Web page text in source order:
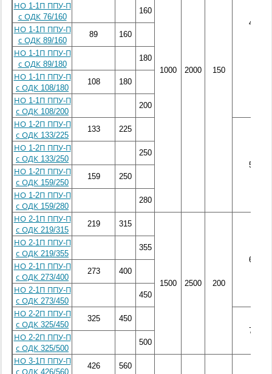
1000 2000 150
400
НО 1-1П ППУ-П
с ОДК 76/160
160
НО 1-1П ППУ-П
с ОДК 89/160
89 160
НО 1-1П ППУ-П
с ОДК 89/180
180
НО 1-1П ППУ-П
с ОДК 108/180
108 180
НО 1-1П ППУ-П
с ОДК 108/200
200
НО 1-2П ППУ-П
с ОДК 133/225
133 225
500
НО 1-2П ППУ-П
с ОДК 133/250
250
НО 1-2П ППУ-П
с ОДК 159/250
159 250
НО 1-2П ППУ-П
с ОДК 159/280
280
НО 2-1П ППУ-П
с ОДК 219/315
219 315
1500 2500 200
600
НО 2-1П ППУ-П
с ОДК 219/355
355
НО 2-1П ППУ-П
с ОДК 273/400
273 400
НО 2-1П ППУ-П
с ОДК 273/450
450
НО 2-2П ППУ-П
с ОДК 325/450
325
450
700
НО 2-2П ППУ-П
с ОДК 325/500
500
НО 3-1П ППУ-П
с ОДК 426/560
426
560